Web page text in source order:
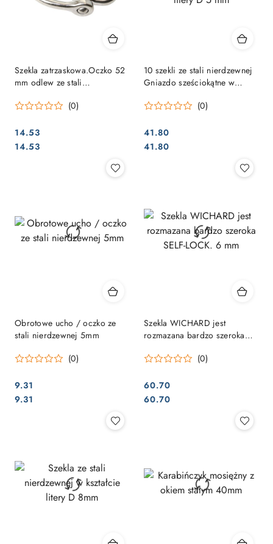
Szekla zatrzaskowa.Oczko 52
mm odlew ze stali
(0)
Cena:
14.53
Cena:
14.53
10 szekli ze stali nierdzewnej
Gniazdo sześciokątne w
(0)
Cena:
41.80
Cena:
41.80
Obrotowe ucho / oczko ze
stali nierdzewnej 5mm
(0)
Cena:
9.31
Cena:
9.31
Szekla WICHARD jest
rozmazana bardzo szeroka
(0)
Cena:
60.70
Cena:
60.70